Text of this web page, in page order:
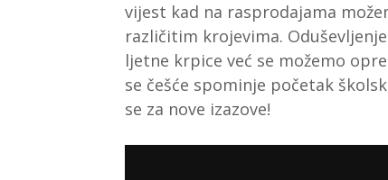
vijest kad na rasprodajama
različitim krojevima.
ljetne krpice već se možemo
se češće spominje početak
se za nove izazove!